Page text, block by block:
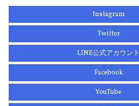
Instagram
Twitter
LINE公式アカウント
Facebook
YouTube